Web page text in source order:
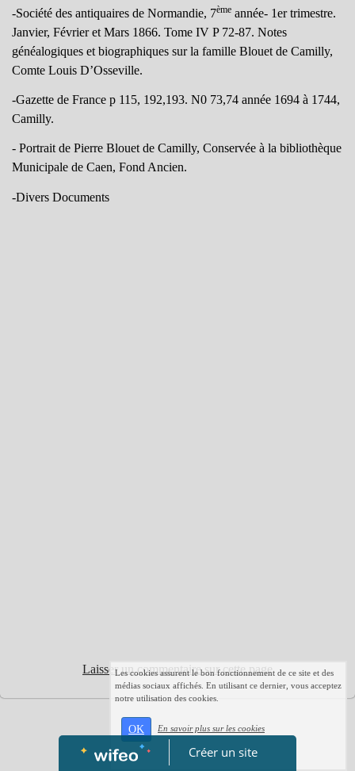
-Société des antiquaires de Normandie, 7ème année- 1er trimestre.
Janvier, Février et Mars 1866. Tome IV P 72-87. Notes
généalogiques et biographiques sur la famille Blouet de Camilly,
Comte Louis D’Osseville.
-Gazette de France p 115, 192,193. N0 73,74 année 1694 à 1744,
Camilly.
- Portrait de Pierre Blouet de Camilly, Conservée à la bibliothèque
Municipale de Caen, Fond Ancien.
-Divers Documents
Laisser un commentaire sur cette page
Créer un site
Les cookies assurent le bon fonctionnement de ce site et des
médias sociaux affichés. En utilisant ce dernier, vous acceptez
notre utilisation des cookies.
OK En savoir plus sur les cookies